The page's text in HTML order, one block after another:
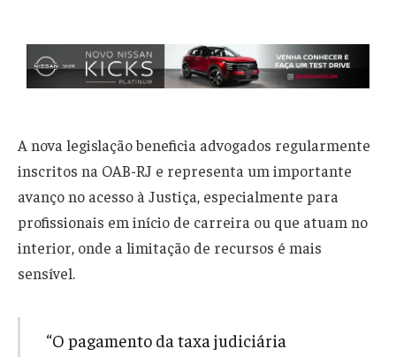
A nova legislação beneficia advogados regularmente
inscritos na OAB-RJ e representa um importante
avanço no acesso à Justiça, especialmente para
profissionais em início de carreira ou que atuam no
interior, onde a limitação de recursos é mais
sensível.
“O pagamento da taxa judiciária